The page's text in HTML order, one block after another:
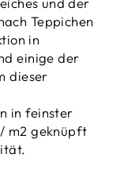
Teppichen
in
einige der
dieser
in feinster
m2 geknüpft